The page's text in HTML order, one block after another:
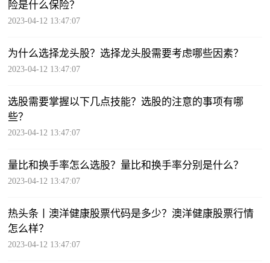
险是什么保险？
2023-04-12 13:47:07
为什么选择龙头股？选择龙头股需要考虑哪些因素？
2023-04-12 13:47:07
选股需要掌握以下几点技能？选股的注意的事项有哪
些？
2023-04-12 13:47:07
量比和换手率怎么选股？量比和换手率分别是什么？
2023-04-12 13:47:07
热头条丨澳洋健康股票代码是多少？澳洋健康股票行情
怎么样？
2023-04-12 13:47:07